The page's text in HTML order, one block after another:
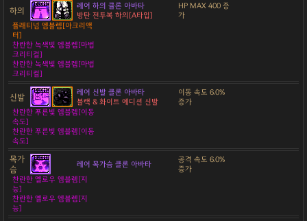
하의
레어 하의 클론 아바타
방탄 전투복 하의[A타입]
HP MAX 400 증
가
플래티넘 엠블렘[아크리액
터]
찬란한 녹색빛 엠블렘[마법
크리티컬]
찬란한 녹색빛 엠블렘[마법
크리티컬]
신발
레어 신발 클론 아바타
블랙 & 화이트 에디션 신발
이동 속도 6.0%
증가
찬란한 푸른빛 엠블렘[이동
속도]
찬란한 푸른빛 엠블렘[이동
속도]
목가
슴
레어 목가슴 클론 아바타
공격 속도 6.0%
증가
찬란한 옐로우 엠블렘[지
능]
찬란한 옐로우 엠블렘[지
능]